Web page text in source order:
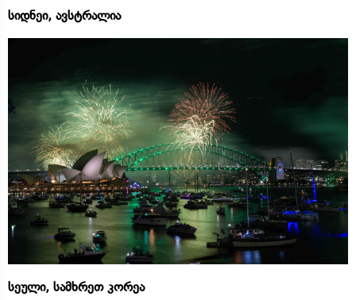
სიდნეი, ავსტრალია
სეული, სამხრეთ კორეა